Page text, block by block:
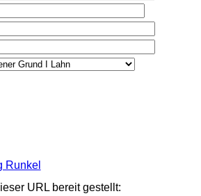
Runkel
URL bereit gestellt: